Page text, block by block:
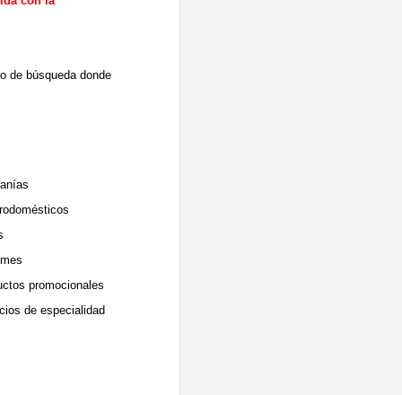
de búsqueda donde
promocionales
de especialidad